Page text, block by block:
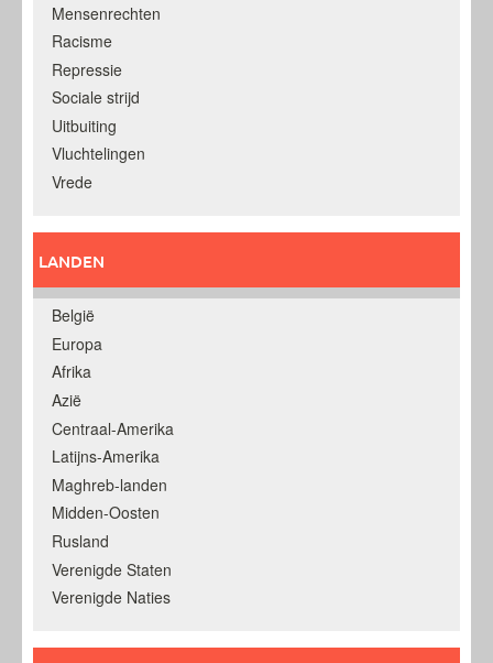
Mensenrechten
Racisme
Repressie
Sociale strijd
Uitbuiting
Vluchtelingen
Vrede
LANDEN
België
Europa
Afrika
Azië
Centraal-Amerika
Latijns-Amerika
Maghreb-landen
Midden-Oosten
Rusland
Verenigde Staten
Verenigde Naties